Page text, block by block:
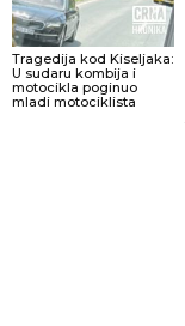
Tragedija kod Kiseljaka:
U sudaru kombija i
motocikla poginuo
mladi motociklista